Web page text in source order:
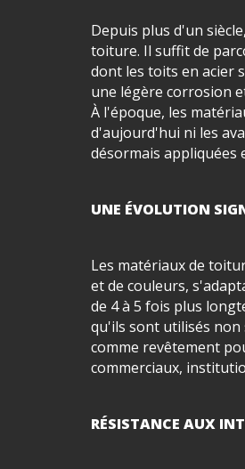
Depuis plus d'un
toiture. Il suffit de
dont les toits en acier
une légère corrosion
À l'époque, les
d'aujourd'hui ni les
désormais appliquées
UNE ÉVOLUTION
Les matériaux de
et de couleurs,
de 4 à 5 fois plus
qu'ils sont utilisés non
comme revêtement
commerciaux,
RÉSISTANCE AUX